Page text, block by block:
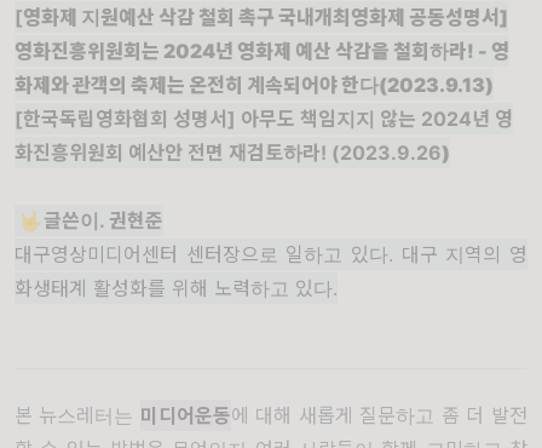
[영화제 지원예산 삭감 철회 촉구 국내개최영화제 공동성명서]
영화진흥위원회는 2024년 영화제 예산 삭감을 철회하라! - 영
화제와 관객의 축제는 온전히 계속되어야 한다(2023.9.13)
[한국독립영화협회 성명서] 아무도 책임지지 않는 2024년 영
화진흥위원회 예산안 전면 재검토하라! (2023.9.26)
🤟글쓴이. 권현준
대구영상미디어센터 센터장으로 일하고 있다. 대구 지역의 영
화생태계 활성화를 위해 노력하고 있다.
본 뉴스레터는 미디어운동에 대해 새롭게 질문하고 좀 더 발전